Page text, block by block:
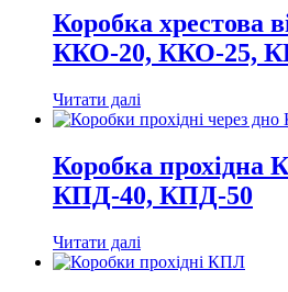
Коробка хрестова
ККО-20, ККО-25,
Читати далі
Коробка
КПД-40, КПД-50
Читати далі